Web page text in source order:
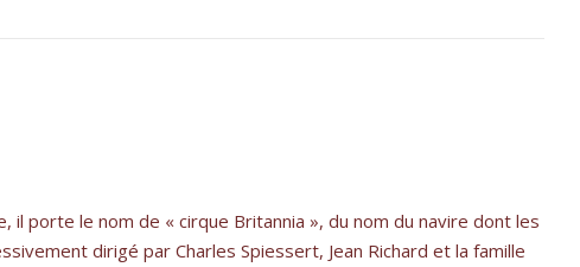
il porte le nom de « cirque Britannia », du nom du navire dont les
dirigé par Charles Spiessert, Jean Richard et la famille